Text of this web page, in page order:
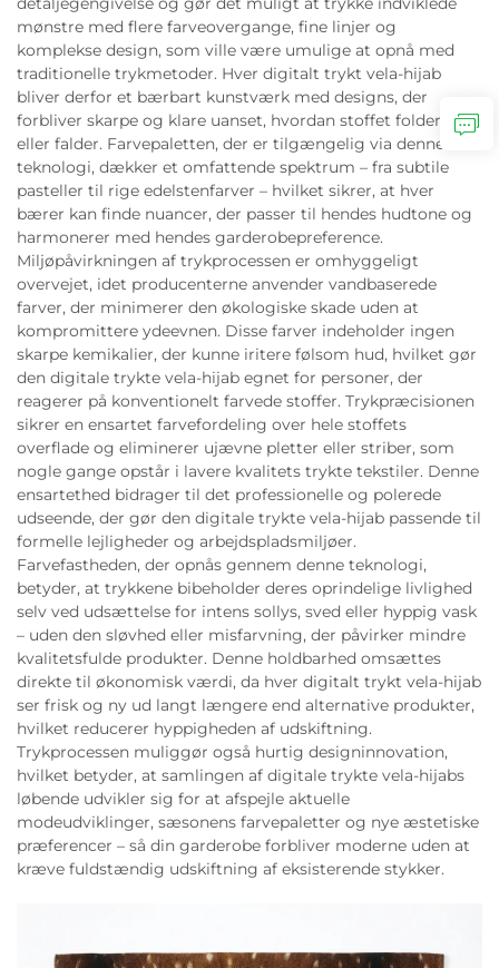
mønstre med flere farveovergange, fine linjer og
komplekse design, som ville være umulige at opnå med
traditionelle trykmetoder. Hver digitalt trykt vela-hijab
bliver derfor et bærbart kunstværk med designs, der
forbliver skarpe og klare uanset, hvordan stoffet folder sig
eller falder. Farvepaletten, der er tilgængelig via denne
teknologi, dækker et omfattende spektrum – fra subtile
pasteller til rige edelstenfarver – hvilket sikrer, at hver
bærer kan finde nuancer, der passer til hendes hudtone og
harmonerer med hendes garderobepreference.
Miljøpåvirkningen af trykprocessen er omhyggeligt
overvejet, idet producenterne anvender vandbaserede
farver, der minimerer den økologiske skade uden at
kompromittere ydeevnen. Disse farver indeholder ingen
skarpe kemikalier, der kunne iritere følsom hud, hvilket gør
den digitale trykte vela-hijab egnet for personer, der
reagerer på konventionelt farvede stoffer. Trykpræcisionen
sikrer en ensartet farvefordeling over hele stoffets
overflade og eliminerer ujævne pletter eller striber, som
nogle gange opstår i lavere kvalitets trykte tekstiler. Denne
ensartethed bidrager til det professionelle og polerede
udseende, der gør den digitale trykte vela-hijab passende til
formelle lejligheder og arbejdspladsmiljøer.
Farvefastheden, der opnås gennem denne teknologi,
betyder, at trykkene bibeholder deres oprindelige livlighed
selv ved udsættelse for intens sollys, sved eller hyppig vask
– uden den sløvhed eller misfarvning, der påvirker mindre
kvalitetsfulde produkter. Denne holdbarhed omsættes
direkte til økonomisk værdi, da hver digitalt trykt vela-hijab
ser frisk og ny ud langt længere end alternative produkter,
hvilket reducerer hyppigheden af udskiftning.
Trykprocessen muliggør også hurtig designinnovation,
hvilket betyder, at samlingen af digitale trykte vela-hijabs
løbende udvikler sig for at afspejle aktuelle
modeudviklinger, sæsonens farvepaletter og nye æstetiske
præferencer – så din garderobe forbliver moderne uden at
kræve fuldstændig udskiftning af eksisterende stykker.